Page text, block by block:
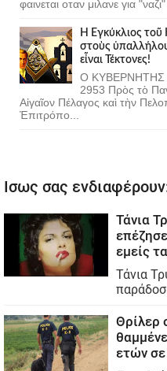
φαινεται οταν μιλανε για "ναζι"
Ἡ Ἐγκύκλιος
στοὺς
εἶναι Τέκτονες!
Ο ΚΥΒΕΡΝΗΤΗΣ
2953 Πρὸς τὸ
Αἰγαῖον Πέλαγος καὶ τὴν
Ἐπιτρόπο...